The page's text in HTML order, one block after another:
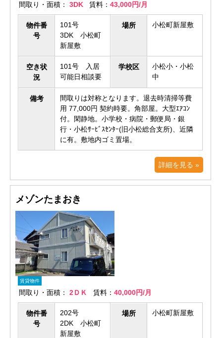
間取り・面積： 3DK 賃料： 43,000円/月
物件番
号
101号
3DK 小松町
新屋敷
場所 小松町新屋敷
空き状
況
101号 入居
可能日相談要
学校区
小松小・小松
中
備考
間取りは対称となります。退去時清掃等費
用 77,000円 契約時要。角部屋。大型ｴｱｺﾝ
付。閑静地。小学校・病院・郵便局・銀
行・小松ｻｰﾋﾞｽｾﾝﾀｰ(旧小松総合支所)、近隣
に有。敷地内ゴミ置場。
詳細を見る »
メゾンたまおき
賃貸物件
間取り・面積： 2ＤＫ 賃料： 40,000円/月
物件番
号
202号
2DK 小松町
新屋敷
場所 小松町新屋敷